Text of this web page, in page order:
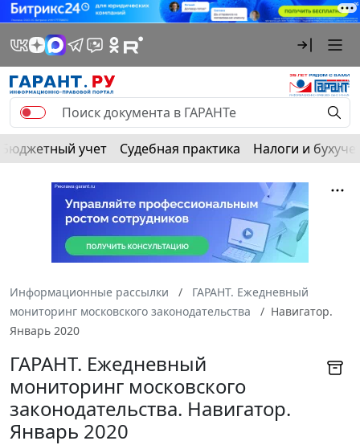
Бюджетный учет Судебная практика Налоги и
Информационные рассылки
ГАРАНТ. Ежедневный
мониторинг московского законодательства
Навигатор.
Январь 2020
ГАРАНТ. Ежедневный
мониторинг московского
законодательства. Навигатор.
Январь 2020